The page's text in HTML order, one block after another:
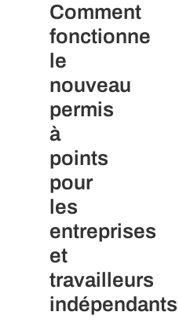
Comment
fonctionne
le
nouveau
permis
à
points
pour
les
entreprises
et
travailleurs
indépendants